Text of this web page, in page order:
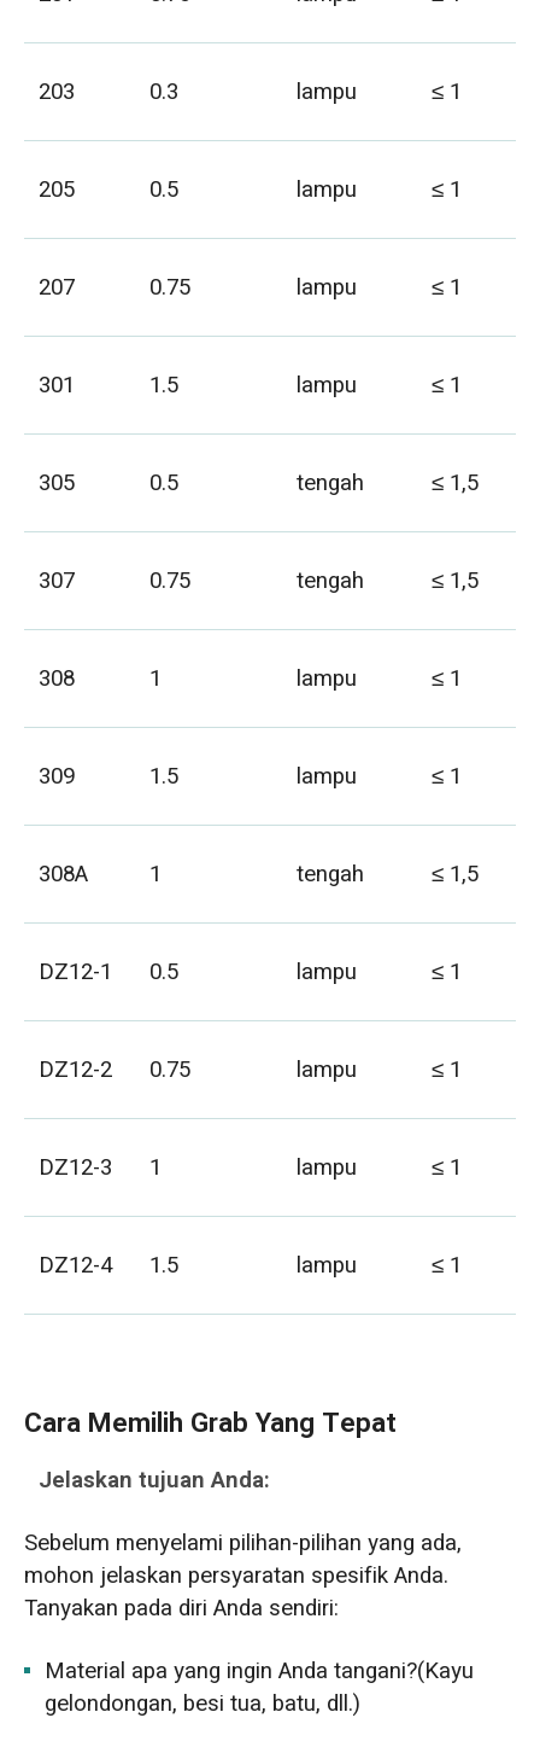
203 0.3 lampu ≤ 1
205 0.5 lampu ≤ 1
207 0.75 lampu ≤ 1
301 1.5 lampu ≤ 1
305 0.5 tengah ≤ 1,5
307 0.75 tengah ≤ 1,5
308 1 lampu ≤ 1
309 1.5 lampu ≤ 1
308A 1 tengah ≤ 1,5
DZ12-1 0.5 lampu ≤ 1
DZ12-2 0.75 lampu ≤ 1
DZ12-3 1 lampu ≤ 1
DZ12-4 1.5 lampu ≤ 1
Cara Memilih Grab Yang Tepat
Jelaskan tujuan Anda:
Sebelum menyelami pilihan-pilihan yang ada,
mohon jelaskan persyaratan spesifik Anda.
Tanyakan pada diri Anda sendiri:
Material apa yang ingin Anda tangani?(Kayu
gelondongan, besi tua, batu, dll.)